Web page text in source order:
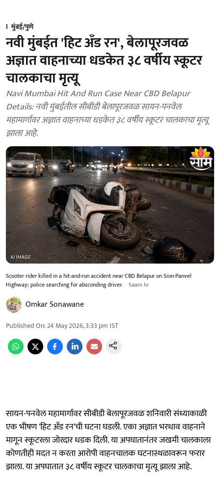
मुंबई/पुणे
नवी मुंबईत 'हिट अँड रन', बेलापूरजवळ
अज्ञात वाहनाच्या धडकेत ३८ वर्षीय स्कूटर
चालकाचा मृत्यू
Navi Mumbai Hit And Run Case Near CBD Belapur
Details: नवी मुंबईतील सीबीडी बेलापूरजवळ सायन-पनवेल
महामार्गावर अज्ञात वाहनाच्या धडकेत ३८ वर्षीय स्कूटर चालकाचा मृत्यू
झाला आहे.
Scooter rider killed in a hit-and-run accident near CBD Belapur on Sion-Panvel
Highway; police searching for absconding driver.
Saam tv
Omkar Sonawane
Published On:24 May 2026, 3:33 pm IST
सायन-पनवेल महामार्गावर सीबीडी बेलापूरजवळ शनिवारी संध्याकाळी
एक भीषण 'हिट अँड रन'ची घटना घडली. एका अज्ञात भरधाव वाहनाने
मागून स्कूटरला जोरदार धडक दिली. या अपघातानंतर जखमी चालकाला
कोणतीही मदत न करता आरोपी वाहनचालक घटनास्थळावरून फरार
झाला. या अपघातात ३८ वर्षीय स्कूटर चालकाचा मृत्यू झाला आहे.